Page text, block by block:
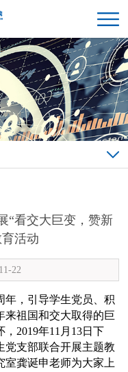
“看交大巨变，赞新
活动
22
，引导学生党员、积
来祖国和交大取得的巨
2019年1 1 月 13日下
党支部联合开展主题教
室龚诞申老师为大家上